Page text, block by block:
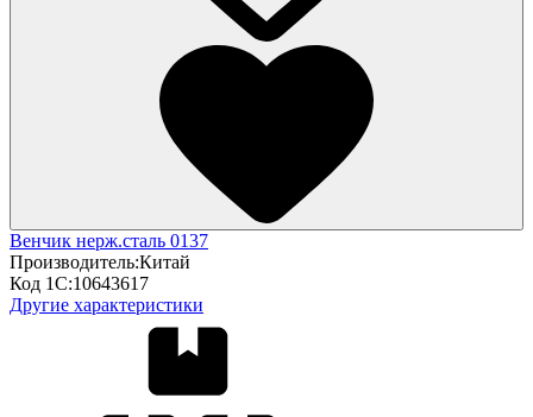
Венчик нерж.сталь 0137
Производитель:Китай
Код 1С:10643617
Другие характеристики